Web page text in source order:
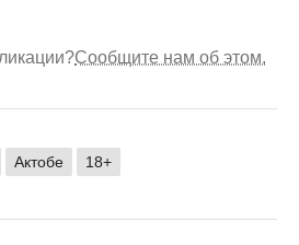
Сообщите нам об этом.
Актобе 18+